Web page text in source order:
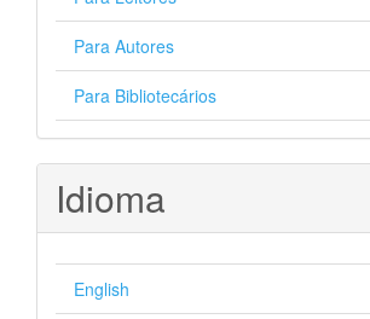
Para Autores
Para Bibliotecários
Idioma
English